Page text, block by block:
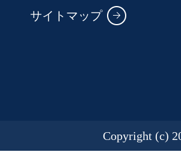
サイトマップ
Copyright (c)